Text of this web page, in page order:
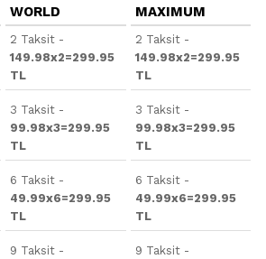
WORLD
2 Taksit -
149.98x2=299.95
TL
3 Taksit -
99.98x3=299.95
TL
6 Taksit -
49.99x6=299.95
TL
9 Taksit -
MAXIMUM
2 Taksit -
149.98x2=299.95
TL
3 Taksit -
99.98x3=299.95
TL
6 Taksit -
49.99x6=299.95
TL
9 Taksit -